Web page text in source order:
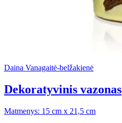
Daina Vanagaitė-belžakienė
Dekoratyvinis vazonas
Matmenys: 15 cm x 21,5 cm